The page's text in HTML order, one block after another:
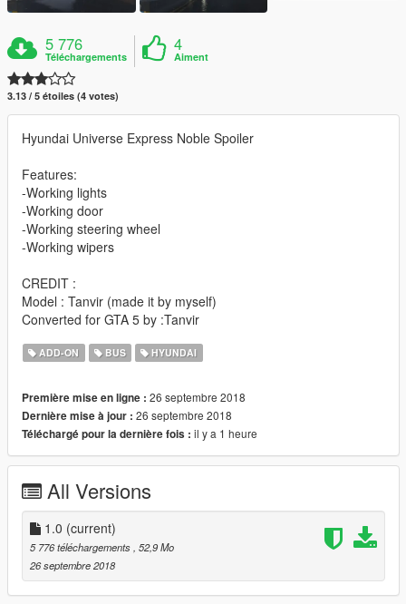
5 776
Téléchargements
4
Aiment
3.13 / 5 étoiles (4 votes)
Hyundai Universe Express Noble Spoiler
Features:
-Working lights
-Working door
-Working steering wheel
-Working wipers
CREDIT :
Model : Tanvir (made it by myself)
Converted for GTA 5 by :Tanvir
ADD-ON BUS HYUNDAI
Première mise en ligne : 26 septembre 2018
Dernière mise à jour : 26 septembre 2018
Téléchargé pour la dernière fois : il y a 1 heure
All Versions
1.0 (current)
5 776 téléchargements , 52,9 Mo
26 septembre 2018